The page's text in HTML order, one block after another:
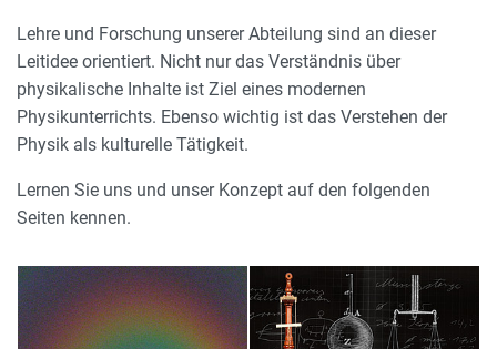
Lehre und Forschung unserer Abteilung sind an dieser
Leitidee orientiert. Nicht nur das Verständnis über
physikalische Inhalte ist Ziel eines modernen
Physikunterrichts. Ebenso wichtig ist das Verstehen der
Physik als kulturelle Tätigkeit.
Lernen Sie uns und unser Konzept auf den folgenden
Seiten kennen.